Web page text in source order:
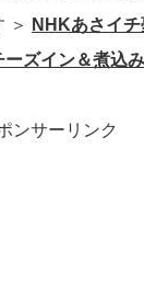
＞
NHKあさイ
ズイン＆煮込
ンサーリンク